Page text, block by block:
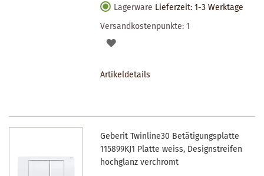
Lagerware Lieferzeit: 1-3 Werktage
Versandkostenpunkte:1
AUF
Artikeldetails
Geberit Twinline30 Betätigungsplatte
115899KJ1 Platte weiss, Designstreifen
hochglanz verchromt